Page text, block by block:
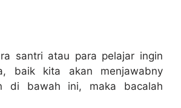
santri atau para pelajar ingin
baik kita akan menjawabny
di bawah ini, maka bacalah